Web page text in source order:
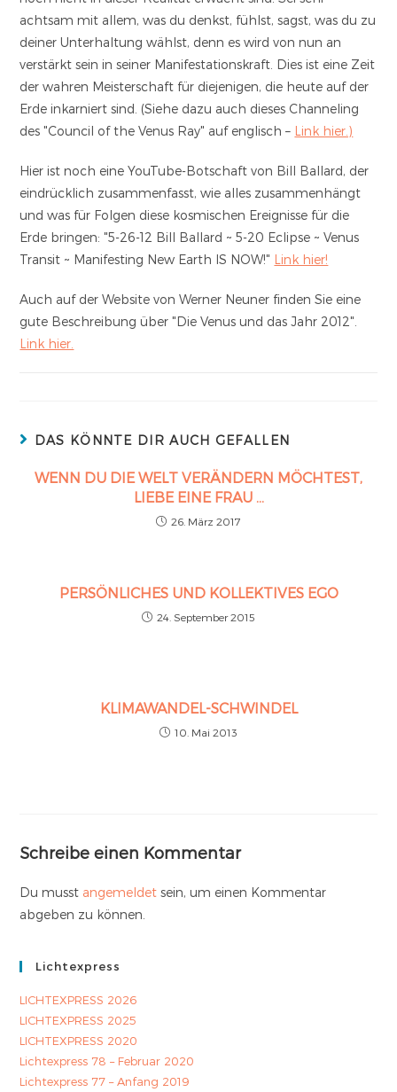
achtsam mit allem, was du denkst, fühlst, sagst, was du zu
deiner Unterhaltung wählst, denn es wird von nun an
verstärkt sein in seiner Manifestationskraft. Dies ist eine Zeit
der wahren Meisterschaft für diejenigen, die heute auf der
Erde inkarniert sind. (Siehe dazu auch dieses Channeling
des "Council of the Venus Ray" auf englisch – Link hier.)
Hier ist noch eine YouTube-Botschaft von Bill Ballard, der
eindrücklich zusammenfasst, wie alles zusammenhängt
und was für Folgen diese kosmischen Ereignisse für die
Erde bringen: "5-26-12 Bill Ballard ~ 5-20 Eclipse ~ Venus
Transit ~ Manifesting New Earth IS NOW!" Link hier!
Auch auf der Website von Werner Neuner finden Sie eine
gute Beschreibung über "Die Venus und das Jahr 2012".
Link hier.
DAS KÖNNTE DIR AUCH GEFALLEN
WENN DU DIE WELT VERÄNDERN MÖCHTEST,
LIEBE EINE FRAU …
26. März 2017
PERSÖNLICHES UND KOLLEKTIVES EGO
24. September 2015
KLIMAWANDEL-SCHWINDEL
10. Mai 2013
Schreibe einen Kommentar
Du musst angemeldet sein, um einen Kommentar
abgeben zu können.
Lichtexpress
LICHTEXPRESS 2026
LICHTEXPRESS 2025
LICHTEXPRESS 2020
Lichtexpress 78 – Februar 2020
Lichtexpress 77 – Anfang 2019